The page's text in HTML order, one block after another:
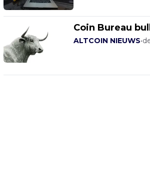
Coin Bureau
ALTCOIN NIEUWS•